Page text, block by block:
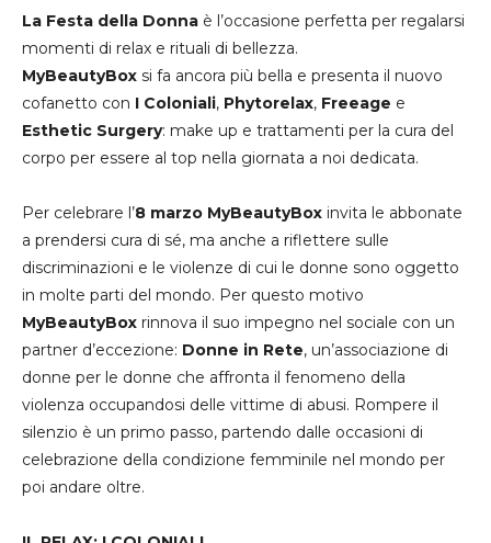
La Festa della Donna è l’occasione perfetta per regalarsi
momenti di relax e rituali di bellezza.
MyBeautyBox si fa ancora più bella e presenta il nuovo
cofanetto con I Coloniali, Phytorelax, Freeage e
Esthetic Surgery: make up e trattamenti per la cura del
corpo per essere al top nella giornata a noi dedicata.
Per celebrare l’8 marzo MyBeautyBox invita le abbonate
a prendersi cura di sé, ma anche a riflettere sulle
discriminazioni e le violenze di cui le donne sono oggetto
in molte parti del mondo. Per questo motivo
MyBeautyBox rinnova il suo impegno nel sociale con un
partner d’eccezione: Donne in Rete, un’associazione di
donne per le donne che affronta il fenomeno della
violenza occupandosi delle vittime di abusi. Rompere il
silenzio è un primo passo, partendo dalle occasioni di
celebrazione della condizione femminile nel mondo per
poi andare oltre.